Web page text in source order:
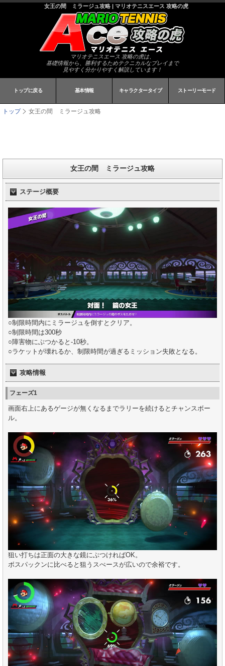
女王の間 ミラージュ攻略 | マリオテニスエース 攻略の虎
マリオテニスエース 攻略の虎は、
基礎情報から、勝利するためテクニカルなプレイまで
見やすく分かりやすく解説しています！
トップに戻る 基本情報 キャラクタータイプ ストーリーモード
トップ 女王の間 ミラージュ攻略
女王の間 ミラージュ攻略
ステージ概要
○制限時間内にミラージュを倒すとクリア。
○制限時間は300秒
○障害物にぶつかると-10秒。
○ラケットが壊れるか、制限時間が過ぎるミッション失敗となる。
攻略情報
フェーズ1
画面右上にあるゲージが無くなるまでラリーを続けるとチャンスボー
ル。
狙い打ちは正面の大きな鏡にぶつければOK。
ボスパックンに比べると狙うスぺースが広いので余裕です。